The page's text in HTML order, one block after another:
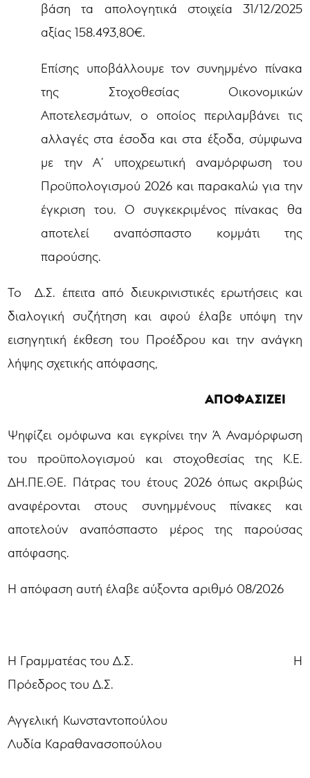
βάση τα απολογητικά στοιχεία 31/12/2025
αξίας 158.493,80€.
Επίσης υποβάλλουμε τον συνημμένο πίνακα
της Στοχοθεσίας Οικονομικών
Αποτελεσμάτων, ο οποίος περιλαμβάνει τις
αλλαγές στα έσοδα και στα έξοδα, σύμφωνα
με την Α’ υποχρεωτική αναμόρφωση του
Προϋπολογισμού 2026 και παρακαλώ για την
έγκριση του. Ο συγκεκριμένος πίνακας θα
αποτελεί αναπόσπαστο κομμάτι της
παρούσης.
Το Δ.Σ. έπειτα από διευκρινιστικές ερωτήσεις και
διαλογική συζήτηση και αφού έλαβε υπόψη την
εισηγητική έκθεση του Προέδρου και την ανάγκη
λήψης σχετικής απόφασης,
ΑΠΟΦΑΣΙΖΕΙ
Ψηφίζει ομόφωνα και εγκρίνει την Ά Αναμόρφωση
του προϋπολογισμού και στοχοθεσίας της Κ.Ε.
ΔΗ.ΠΕ.ΘΕ. Πάτρας του έτους 2026 όπως ακριβώς
αναφέρονται στους συνημμένους πίνακες και
αποτελούν αναπόσπαστο μέρος της παρούσας
απόφασης.
Η απόφαση αυτή έλαβε αύξοντα αριθμό 08/2026
Η Γραμματέας του Δ.Σ. Η
Πρόεδρος του Δ.Σ.
Αγγελική Κωνσταντοπούλου
Λυδία Καραθανασοπούλου